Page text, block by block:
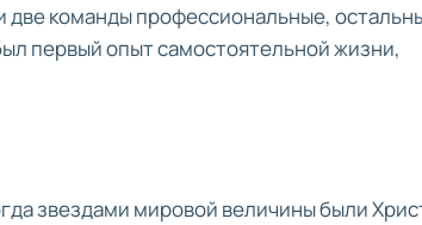
две команды профессиональные,
первый опыт самостоятельной жизни,
звездами мировой величины были